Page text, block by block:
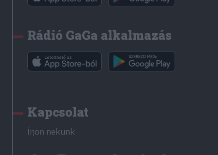
Rádió GaGa alkalmazás
Kapcsolat
Írjon nekünk